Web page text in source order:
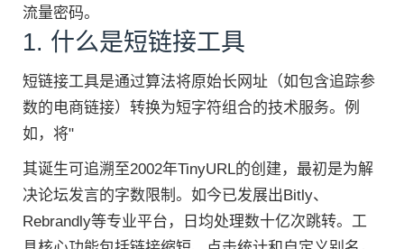
流量密码。
1. 什么是短链接工具
短链接工具是通过算法将原始长网址（如包含追踪参
数的电商链接）转换为短字符组合的技术服务。例
如，将"
其诞生可追溯至2002年TinyURL的创建，最初是为解
决论坛发言的字数限制。如今已发展出Bitly、
Rebrandly等专业平台，日均处理数十亿次跳转。工